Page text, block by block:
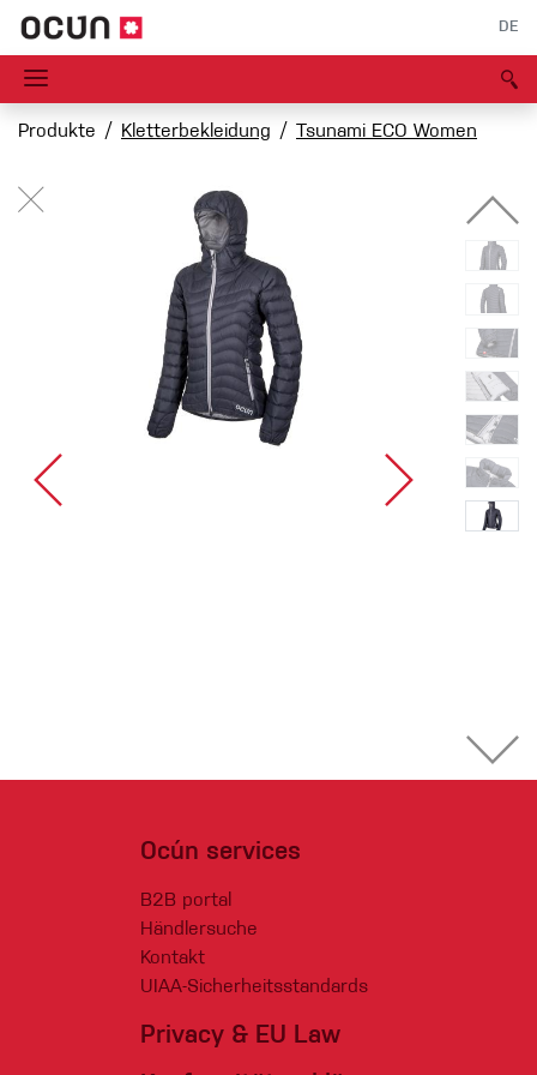
DE
Produkte Kletterbekleidung Tsunami ECO Women
Ocún services
B2B portal
Händlersuche
Kontakt
UIAA-Sicherheitsstandards
Privacy & EU Law